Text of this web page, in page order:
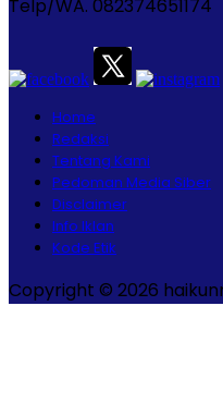
Telp/WA. 082374651174
Home
Redaksi
Tentang Kami
Pedoman Media Siber
Disclaimer
Info Iklan
Kode Etik
Copyright © 2026